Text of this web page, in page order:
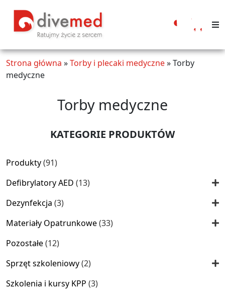
Moje
Strona główna »Torby i plecaki medyczne»Torby
medyczne
Torby medyczne
KATEGORIE PRODUKTÓW
Produkty 9191
Defibrylatory AED 1313
Dezynfekcja 33
Materiały Opatrunkowe 3333
Pozostałe 1212
Sprzęt szkoleniowy 22
Szkolenia i kursy KPP 33